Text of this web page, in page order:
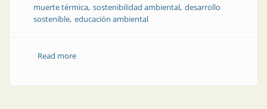
muerte térmica sostenibilidad ambiental desarrollo
sostenible educación ambiental
Read moreabout Nota técnica | No aceleremos la muerte